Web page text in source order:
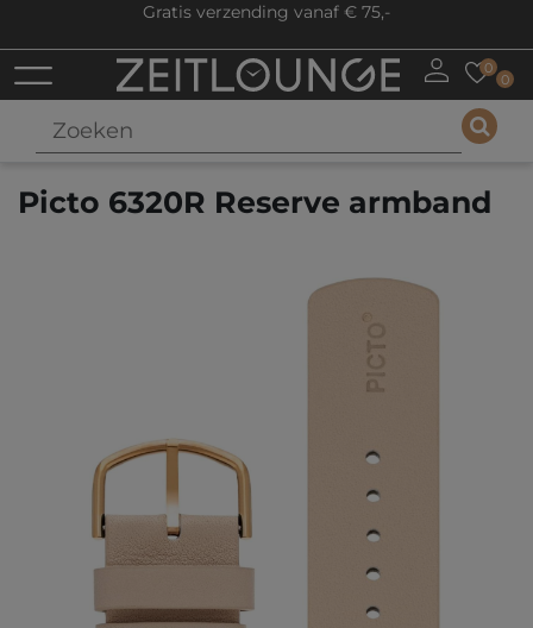
Gratis verzending vanaf € 75,-
0
0
Picto 6320R Reserve armband